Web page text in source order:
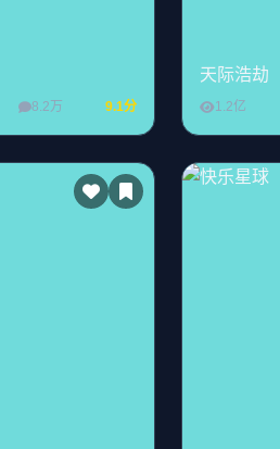
8.2万 9.1分
天际浩劫
1.2亿